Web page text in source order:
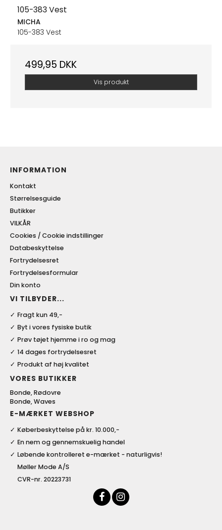
105-383 Vest
MICHA
105-383 Vest
499,95 DKK
Vis produkt
INFORMATION
Kontakt
Størrelsesguide
Butikker
VILKÅR
Cookies / Cookie indstillinger
Databeskyttelse
Fortrydelsesret
Fortrydelsesformular
Din konto
VI TILBYDER...
Fragt kun 49,-
Byt i vores fysiske butik
Prøv tøjet hjemme i ro og mag
14 dages fortrydelsesret
Produkt af høj kvalitet
VORES BUTIKKER
Bonde, Rødovre
Bonde, Waves
E-MÆRKET WEBSHOP
Køberbeskyttelse på kr. 10.000,-
En nem og gennemskuelig handel
Løbende kontrolleret e-mærket - naturligvis!
Møller Mode A/S
CVR-nr. 20223731